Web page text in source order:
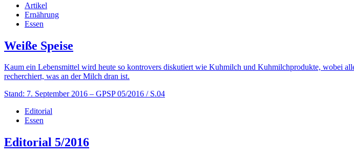
Artikel
Ernährung
Essen
Weiße Speise
Kaum ein Lebensmittel wird heute so kontrovers diskutiert wie Kuhmilch und Kuhmilchprodukte, wobei
recherchiert, was an der Milch dran ist.
Stand: 7. September 2016 – GPSP 05/2016 / S.04
Editorial
Essen
Editorial 5/2016